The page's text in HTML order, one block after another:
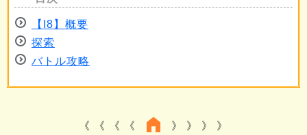
【I8】概要
探索
バトル攻略
《 《 《 》 》 》